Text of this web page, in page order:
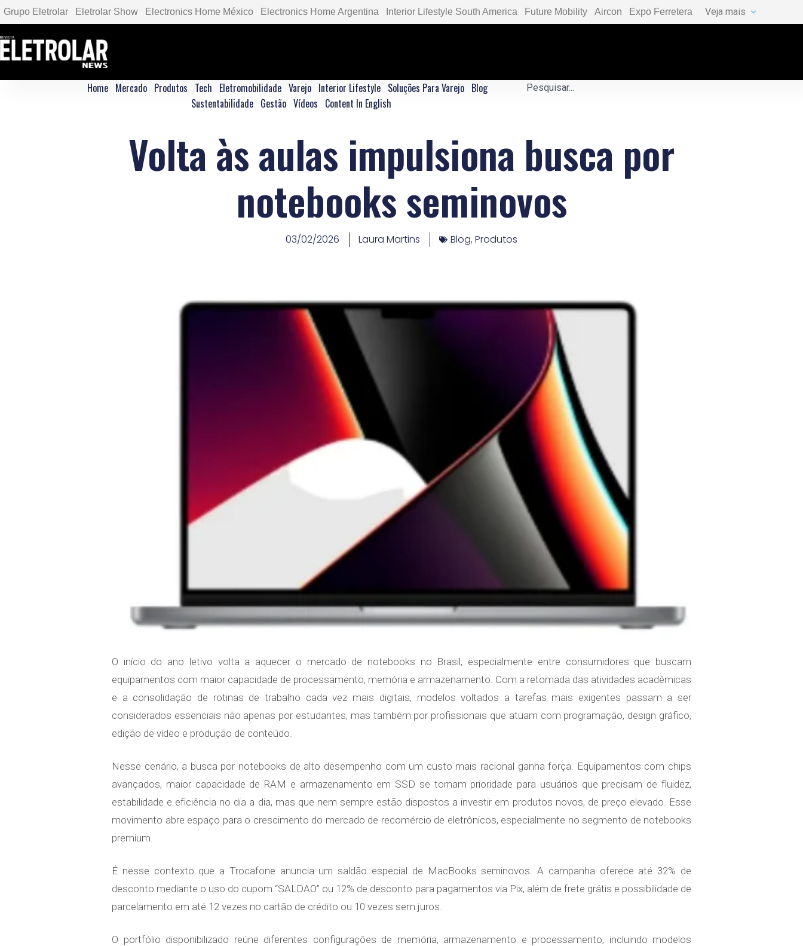
Grupo Eletrolar Eletrolar Show Electronics Home México Electronics Home Argentina Interior Lifestyle South America Future Mobility Aircon Expo Ferretera Veja mais
Home Mercado Produtos Tech Eletromobilidade Varejo Interior Lifestyle Soluções Para Varejo Blog
Sustentabilidade Gestão Vídeos Content In English
Volta às aulas impulsiona busca por
notebooks seminovos
03/02/2026 Laura Martins Blog,Produtos
O início do ano letivo volta a aquecer o mercado de notebooks no Brasil, especialmente entre consumidores que buscam
equipamentos com maior capacidade de processamento, memória e armazenamento. Com a retomada das atividades acadêmicas
e a consolidação de rotinas de trabalho cada vez mais digitais, modelos voltados a tarefas mais exigentes passam a ser
considerados essenciais não apenas por estudantes, mas também por profissionais que atuam com programação, design gráfico,
edição de vídeo e produção de conteúdo.
Nesse cenário, a busca por notebooks de alto desempenho com um custo mais racional ganha força. Equipamentos com chips
avançados, maior capacidade de RAM e armazenamento em SSD se tornam prioridade para usuários que precisam de fluidez,
estabilidade e eficiência no dia a dia, mas que nem sempre estão dispostos a investir em produtos novos, de preço elevado. Esse
movimento abre espaço para o crescimento do mercado de recomércio de eletrônicos, especialmente no segmento de notebooks
premium.
É nesse contexto que a Trocafone anuncia um saldão especial de MacBooks seminovos. A campanha oferece até 32% de
desconto mediante o uso do cupom “SALDAO” ou 12% de desconto para pagamentos via Pix, além de frete grátis e possibilidade de
parcelamento em até 12 vezes no cartão de crédito ou 10 vezes sem juros.
O portfólio disponibilizado reúne diferentes configurações de memória, armazenamento e processamento, incluindo modelos